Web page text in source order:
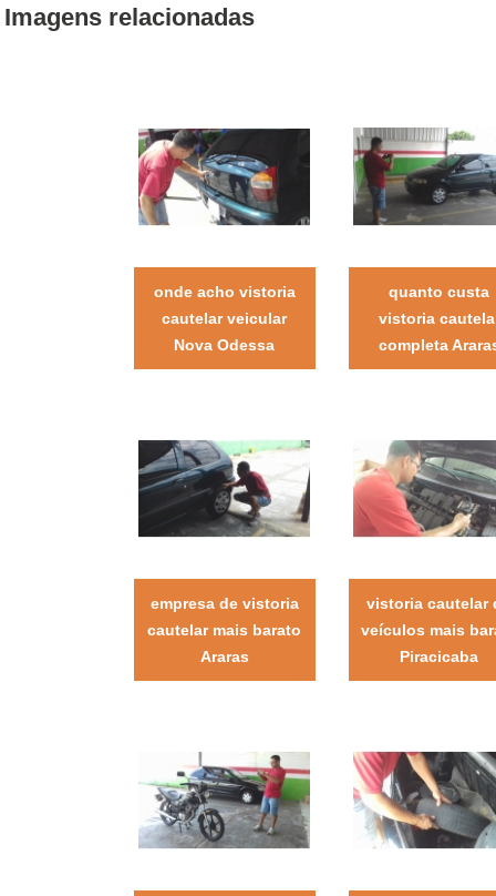
Imagens relacionadas
onde acho vistoria
cautelar veicular
Nova Odessa
quanto custa
vistoria
completa
empresa de vistoria
cautelar mais barato
Araras
vistoria cautelar
veículos mais
Piracicaba